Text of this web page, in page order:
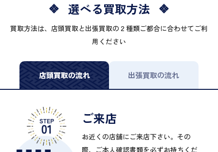
選べる買取方法
買取方法は、店頭買取と出張買取の２種類ご都合に合わせてご利
用ください
店頭買取の流れ 出張買取の流れ
ご来店
お近くの店舗にご来店下さい。その
際、ご本人確認書類を必ずお持ちくだ